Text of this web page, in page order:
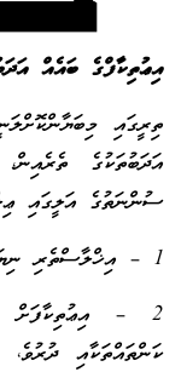
އިޢުތިކާފްގެ ބައެއް
ތިރީގައި
އަދަބުތަކުގެ
ސުންނަތުގެ އަލީގައި
1 – އިޚްލާސްތެރި ނިޔަތަކާއި އެކު އިޢުތިކާފަށް ވަނުން.
2 –
ކަންތައްތަކާއި